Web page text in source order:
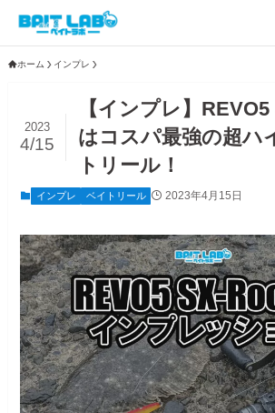
ホーム インプレ
【インプレ】
はコスパ最強の超ハ
トリール！
2023
4/15
インプレ ベイトリール 2023年4月15日